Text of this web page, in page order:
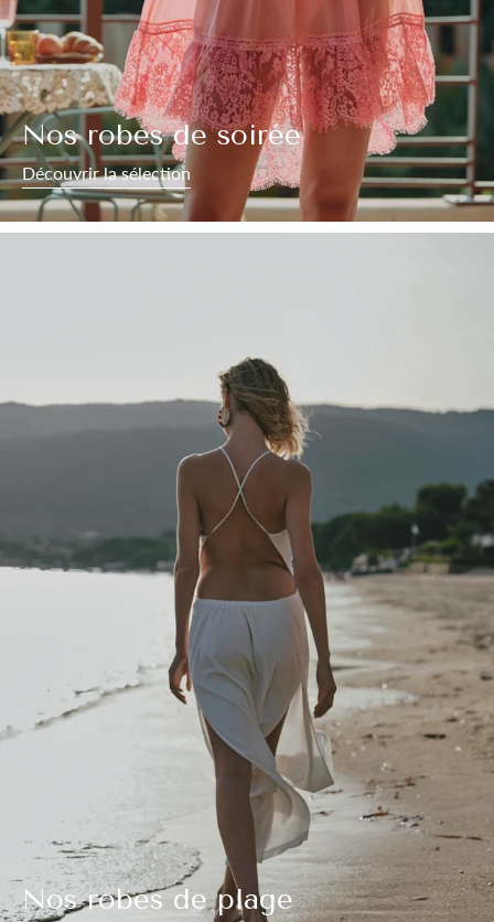
Nos robes de soirée
Découvrir la sélection
Nos robes de plage